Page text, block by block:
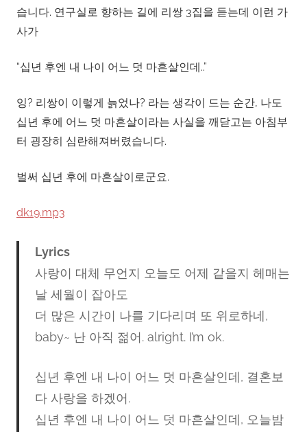
습니다. 연구실로 향하는 길에 리쌍 3집을 듣는데 이런 가
사가
“십년 후엔 내 나이 어느 덧 마흔살인데..”
잉? 리쌍이 이렇게 늙었나? 라는 생각이 드는 순간, 나도
십년 후에 어느 덧 마흔살이라는 사실을 깨닫고는 아침부
터 굉장히 심란해져버렸습니다.
벌써 십년 후에 마흔살이로군요.
dk19.mp3
Lyrics
사랑이 대체 무언지 오늘도 어제 같을지 헤매는
날 세월이 잡아도
더 많은 시간이 나를 기다리며 또 위로하네,
baby~ 난 아직 젊어. alright. I’m ok.
십년 후엔 내 나이 어느 덧 마흔살인데, 결혼보
다 사랑을 하겠어.
십년 후엔 내 나이 어느 덧 마흔살인데, 오늘밤